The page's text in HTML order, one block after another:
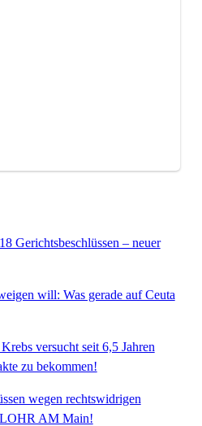
Gerichtsbeschlüssen – neuer
will: Was gerade auf Ceuta
versucht seit 6,5 Jahren
zu bekommen!
wegen rechtswidrigen
AM Main!